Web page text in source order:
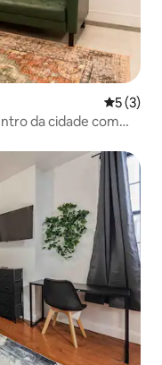
5 de
5 (3)
da cidade com